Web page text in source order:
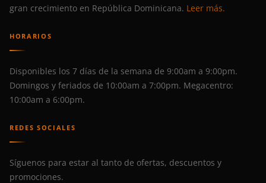
gran crecimiento en República Dominicana. Leer más.
HORARIOS
Disponibles los 7 días de la semana de 9:00am a 9:00pm.
Domingos y feriados de 10:00am a 7:00pm. Megacentro:
10:00am a 6:00pm.
REDES SOCIALES
Síguenos para estar al tanto de ofertas, descuentos y
promociones.